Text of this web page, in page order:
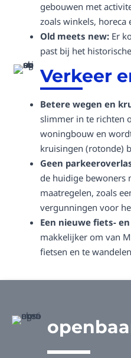
gebouwen met
zoals winkels, horeca
Old meets new: Er
past bij het
Verkeer
Betere wegen en
slimmer in te richten
woningbouw en
kruisingen (rotonde)
Geen
de huidige bewoners
maatregelen, zoals
vergunningen voor
Een nieuwe fiets-
makkelijker om van
fietsen en te